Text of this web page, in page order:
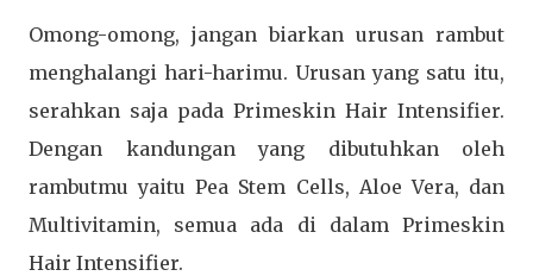
Omong-omong, jangan biarkan urusan rambut
menghalangi hari-harimu. Urusan yang satu itu,
serahkan saja pada Primeskin Hair Intensifier.
Dengan kandungan yang dibutuhkan oleh
rambutmu yaitu Pea Stem Cells, Aloe Vera, dan
Multivitamin, semua ada di dalam Primeskin
Hair Intensifier.